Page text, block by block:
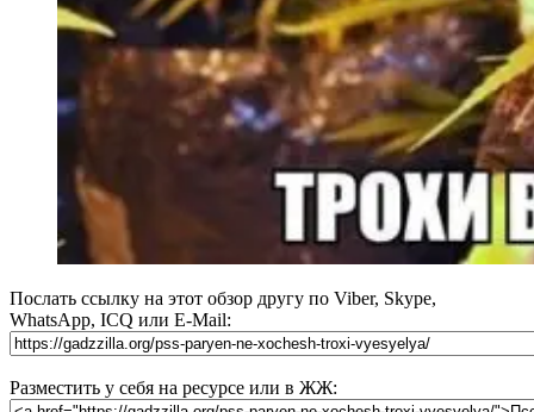
Послать ссылку на этот обзор другу по Viber, Skype,
WhatsApp, ICQ или E-Mail:
Разместить у себя на ресурсе или в ЖЖ: